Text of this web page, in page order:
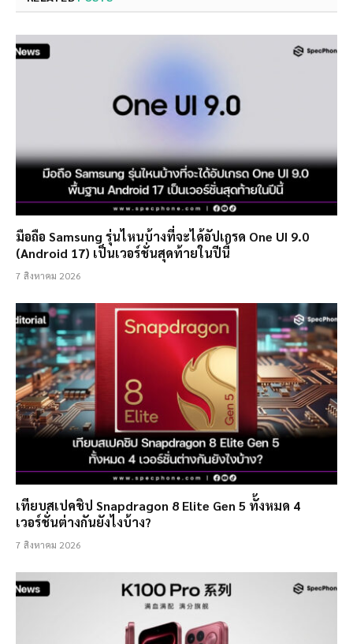
มือถือ Samsung รุ่นไหนบ้างที่จะได้อัปเกรด One UI 9.0
(Android 17) เป็นเวอร์ชั่นสุดท้ายในปีนี้
7 สิงหาคม 2026
เทียบสเปคชิป Snapdragon 8 Elite Gen 5 ทั้งหมด 4
เวอร์ชั่นต่างกันยังไงบ้าง?
7 สิงหาคม 2026